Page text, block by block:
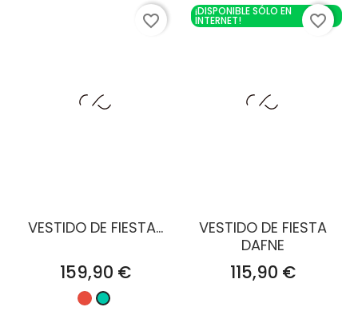
VESTIDO DE FIESTA...
Precio
159,90 €
RojoTurquesa
favorite_border
VESTIDO DE FIESTA
DAFNE
Precio
115,90 €
¡DISPONIBLE SÓLO EN
INTERNET! favorite_border